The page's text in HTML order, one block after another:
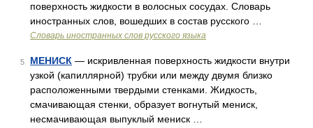
поверхность жидкости в волосных сосудах. Словарь
иностранных слов, вошедших в состав русского …
Словарь иностранных слов русского языка
5 МЕНИСК — искривленная поверхность жидкости внутри
узкой (капиллярной) трубки или между двумя близко
расположенными твердыми стенками. Жидкость,
смачивающая стенки, образует вогнутый мениск,
несмачивающая выпуклый мениск …